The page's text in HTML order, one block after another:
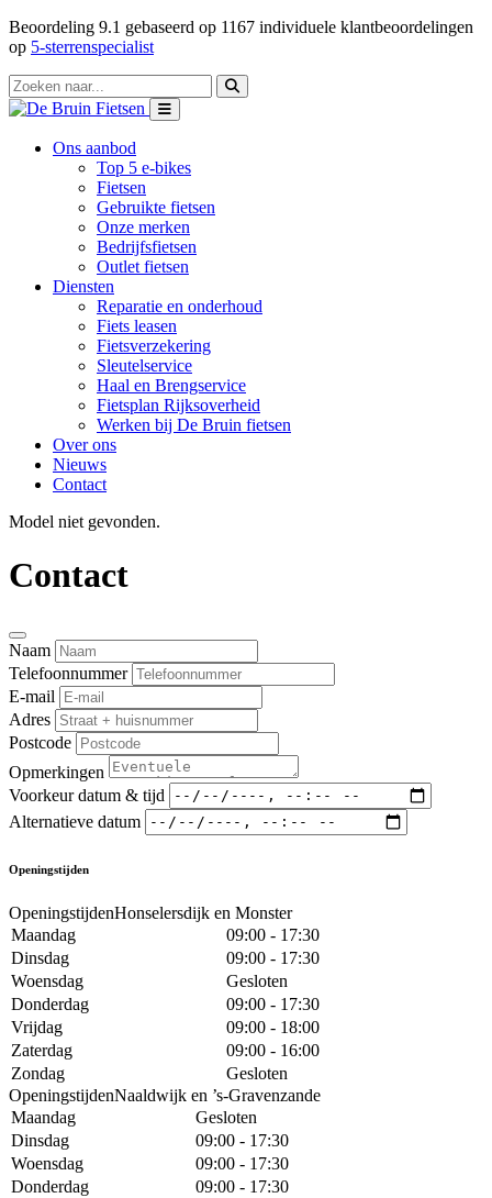
Beoordeling 9.1 gebaseerd op 1167 individuele klantbeoordelingen
op 5-sterrenspecialist
Ons aanbod
Top 5 e-bikes
Fietsen
Gebruikte fietsen
Onze merken
Bedrijfsfietsen
Outlet fietsen
Diensten
Reparatie en onderhoud
Fiets leasen
Fietsverzekering
Sleutelservice
Haal en Brengservice
Fietsplan Rijksoverheid
Werken bij De Bruin fietsen
Over ons
Nieuws
Contact
Model niet gevonden.
Contact
Naam
Telefoonnummer
E-mail
Adres
Postcode
Opmerkingen
Voorkeur datum & tijd
Alternatieve datum
Openingstijden
OpeningstijdenHonselersdijk en Monster
Maandag
09:00 - 17:30
Dinsdag
09:00 - 17:30
Woensdag
Gesloten
Donderdag
09:00 - 17:30
Vrijdag
09:00 - 18:00
Zaterdag
09:00 - 16:00
Zondag
Gesloten
OpeningstijdenNaaldwijk en ’s-Gravenzande
Maandag
Gesloten
Dinsdag
09:00 - 17:30
Woensdag
09:00 - 17:30
Donderdag
09:00 - 17:30